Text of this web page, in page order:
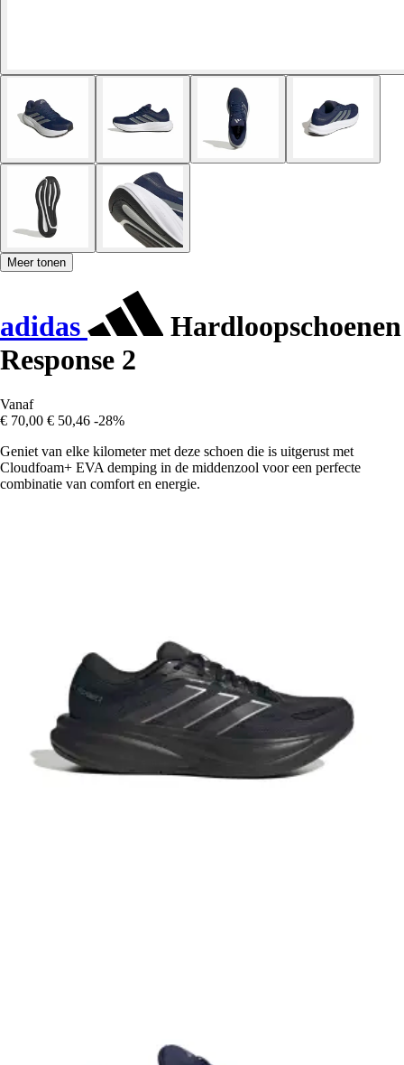
Meer tonen
adidas
Hardloopschoenen
Response 2
Vanaf
€ 70,00 € 50,46 -28%
Geniet van elke kilometer met deze schoen die is uitgerust met
Cloudfoam+ EVA demping in de middenzool voor een perfecte
combinatie van comfort en energie.